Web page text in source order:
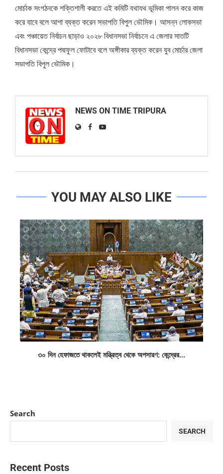
মোর্চাক সংগঠনকে শক্তিশালী করতে এই কমিটি যথাযথ ভূমিকা পালন করে কাজ
করে যাবে বলে আশা ব্যক্ত করেন সভাপতি বিপুল ভৌমিক। আসন্ন লোকসভা
এবং পঞ্চায়েত নির্বাচন ছাড়াও ২০২৮ বিধানসভা নির্বাচনে এ জেলার সাতটি
বিধানসভা কেন্দ্রে পদ্মফুল ফোটাবে বলে অঙ্গীকার ব্যক্ত করেন যুব মোর্চার জেলা
সভাপতি বিপুল ভৌমিক।
NEWS ON TIME TRIPURA
YOU MAY ALSO LIKE
৩০ দিন হেফাজতে থাকলেই মন্ত্রিত্ব থেকে অপসারণ: কেন্দ্রের...
Search
SEARCH
Recent Posts